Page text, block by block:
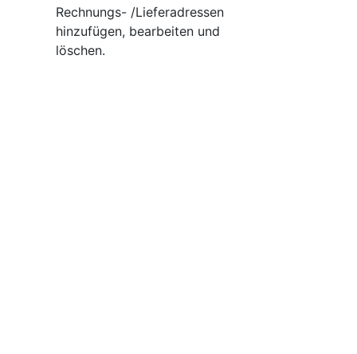
Rechnungs- /Lieferadressen
hinzufügen, bearbeiten und
löschen.